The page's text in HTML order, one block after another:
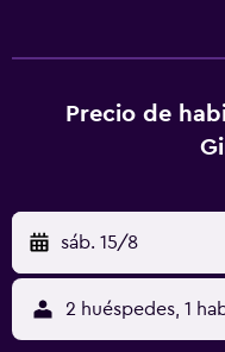
Salón Conmemorativo
aeropuerto
Precio de
sáb. 15/8
2 huéspedes, 1